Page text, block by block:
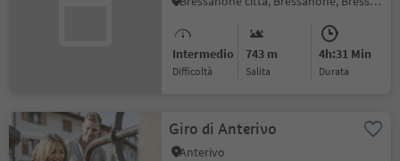
Intermedio
Difficoltà
743 m
Salita
4h:31 Min
durata
Giro di Anterivo
Anterivo